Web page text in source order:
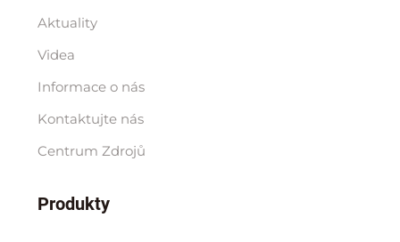
Aktuality
Videa
Informace o nás
Kontaktujte nás
Centrum Zdrojů
Produkty